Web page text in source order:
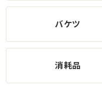
バケツ
消耗品